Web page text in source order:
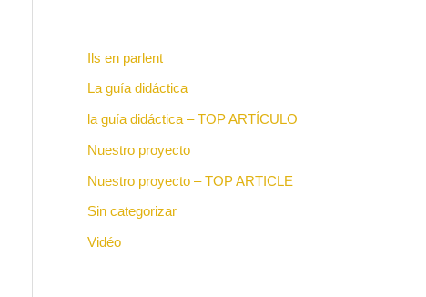
Ils en parlent
La guía didáctica
la guía didáctica – TOP ARTÍCULO
Nuestro proyecto
Nuestro proyecto – TOP ARTICLE
Sin categorizar
Vidéo